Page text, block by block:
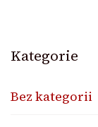
Kategorie
Bez kategorii